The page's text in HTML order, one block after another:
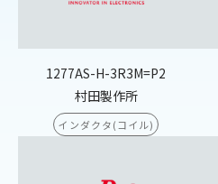
1277AS-H-3R3M=P2
村田製作所
インダクタ(コイル)